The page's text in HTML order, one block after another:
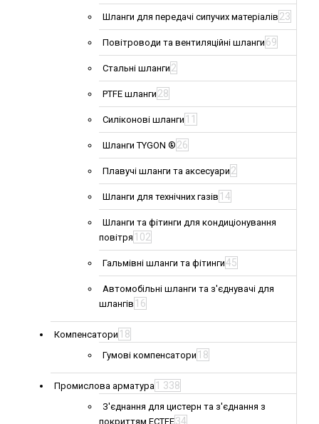
Шланги для передачі сипучих матеріалів 23
Повітроводи та вентиляційні шланги 69
Стальні шланги 2
PTFE шланги 28
Силіконові шланги 11
Шланги TYGON ® 26
Плавучі шланги та аксесуари 2
Шланги для технічних газів 14
Шланги та фітинги для кондиціонування
повітря 102
Гальмівні шланги та фітинги45
Автомобільні шланги та з'єднувачі для
шлангів 16
Компенсатори 18
Гумові компенсатори 18
Промислова арматура 1 338
З'єднання для цистерн та з'єднання з
покриттям ECTFE34